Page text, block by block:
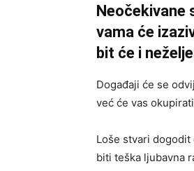
Neočekivane
vama će
bit će i
Događaji će se
već će vas
Loše stvari
biti teška ljubavna